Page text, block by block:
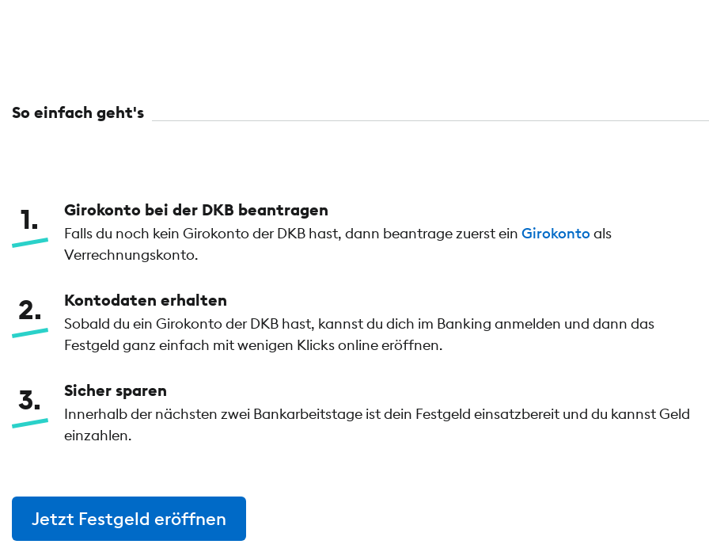
So einfach geht's
1 Girokonto bei der DKB beantragen
Falls du noch kein Girokonto der DKB hast, dann beantrage zuerst ein Girokonto als
Verrechnungskonto.
2 Kontodaten erhalten
Sobald du ein Girokonto der DKB hast, kannst du dich im Banking anmelden und dann das
Festgeld ganz einfach mit wenigen Klicks online eröffnen.
3 Sicher sparen
Innerhalb der nächsten zwei Bankarbeitstage ist dein Festgeld einsatzbereit und du kannst Geld
einzahlen.
Jetzt Festgeld eröffnen